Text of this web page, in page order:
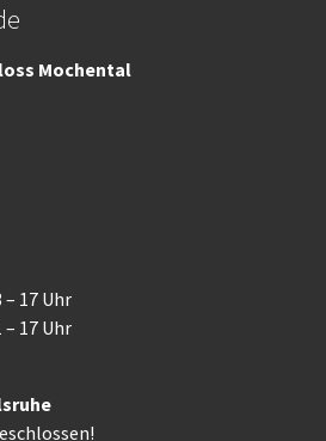
Mochental
17 Uhr
17 Uhr